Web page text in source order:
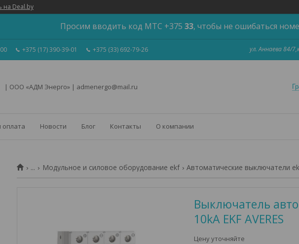
на Deal.by
Просим вводить код МТС +375 33, чтобы не ошибаться
+375 (17) 390-39-01 +375 (33) 692-79-26 ул. Аннаева 84/
| ООО «АДМ Энерго» | admenergo@mail.ru
оплата Новости Блог Контакты О компании
... Модульное и силовое оборудование ekf Автоматические выключатели
Выключатель
10kA EKF AVERES
Цену уточняйте